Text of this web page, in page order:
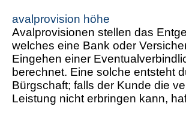
avalprovision höhe
Avalprovisionen stellen das
welches eine Bank oder
Eingehen einer
berechnet. Eine solche entsteht
Bürgschaft; falls der Kunde die
Leistung nicht erbringen kann,